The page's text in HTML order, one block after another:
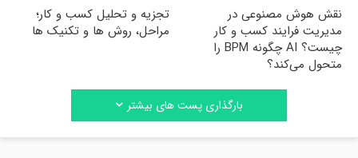
نقش هوش مصنوعی در
مدیریت فرایند کسب و کار
چیست؟ AI چگونه BPM را
متحول می‌کند؟
تجزیه و تحلیل کسب و کار؛
مراحل، روش ها و تکنیک ها
بارگذاری پست های بیشتر